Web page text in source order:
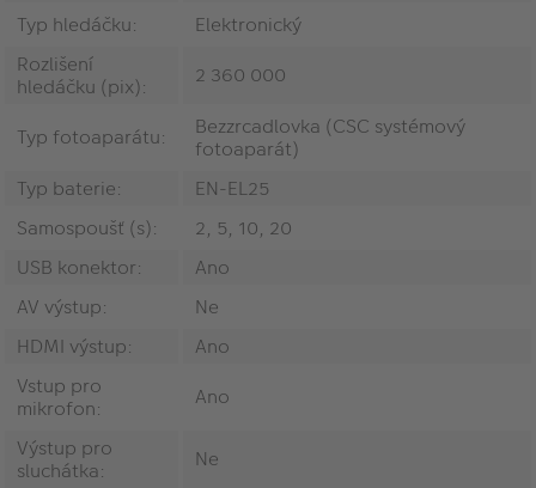
Typ hledáčku:
Elektronický
Rozlišení
hledáčku (pix):
2 360 000
Typ fotoaparátu:
Bezzrcadlovka (CSC systémový
fotoaparát)
Typ baterie:
EN-EL25
Samospoušť (s):
2, 5, 10, 20
USB konektor:
Ano
AV výstup:
Ne
HDMI výstup:
Ano
Vstup pro
mikrofon:
Ano
Výstup pro
sluchátka:
Ne